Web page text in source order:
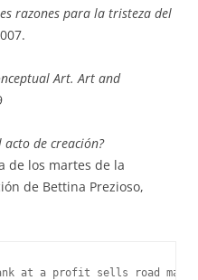
razones para la tristeza del
Art. Art and
acto de creación?
de los martes de la
de Bettina Prezioso,
at a profit sells road